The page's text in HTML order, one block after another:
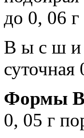
до 0, 06 г
В ы с ш и
суточная
Формы
0, 05 г